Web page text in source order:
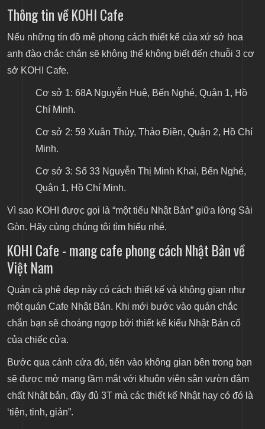
Thông tin về KOHI Cafe
Nếu những tín đồ mê phong cách thiết kế của xứ sở hoa
anh đào chắc chắn sẽ không thể không biết đến chuỗi 3 cơ
sở KOHI Cafe.
Cơ sở 1: 68A Nguyễn Huệ, Bến Nghé, Quận 1, Hồ
Chí Minh.
Cơ sở 2: 59 Xuân Thủy, Thảo Điền, Quận 2, Hồ Chí
Minh.
Cơ sở 3: Số 33 Nguyễn Thị Minh Khai, Bến Nghé,
Quận 1, Hồ Chí Minh.
Vì sao KOHI được gọi là “một tiểu Nhật Bản” giữa lòng Sài
Gòn. Hãy cùng chúng tôi tìm hiểu nhé.
KOHI Cafe - mang cafe phong cách Nhật Bản về
Việt Nam
Quán cà phê đẹp này có cách thiết kế và không gian như
một quán Cafe Nhật Bản. Khi mới bước vào quán chắc
chắn bạn sẽ choáng ngợp bởi thiết kế kiểu Nhật Bản cổ
của chiếc cửa.
Bước qua cánh cửa đó, tiến vào không gian bên trong bạn
sẽ được mở mang tầm mắt với khuôn viên sân vườn đậm
chất Nhật bản, đầy đủ 3T mà các thiết kế Nhật hay có đó là
‘tiện, tinh, giản”.